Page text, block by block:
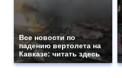
Все новости по
падению вертолета на
Кавказе: читать здесь